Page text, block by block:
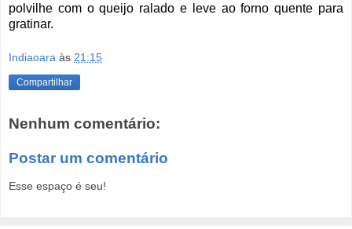
polvilhe com o queijo ralado e leve ao forno quente para
gratinar.
Indiaoara às 21:15
Compartilhar
Nenhum comentário:
Postar um comentário
Esse espaço é seu!